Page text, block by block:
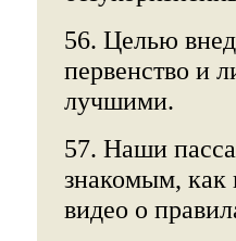
56. Целью
первенство и
лучшими.
57. Наши
знакомым, как
видео о